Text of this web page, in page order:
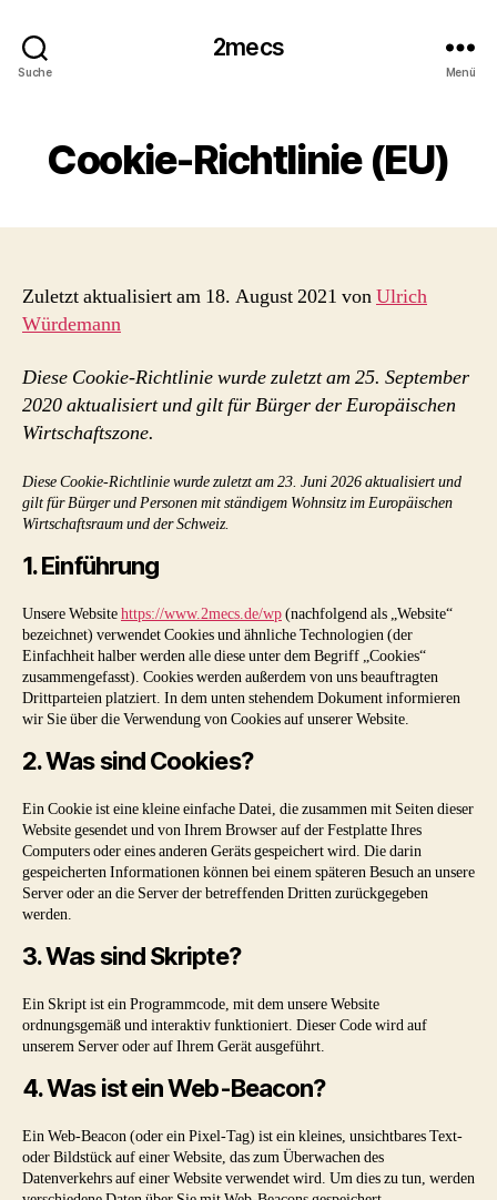
Suche
2mecs
Menü
Cookie-Richtlinie (EU)
Zuletzt aktualisiert am 18. August 2021 vonUlrich
Würdemann
Diese Cookie-Richtlinie wurde zuletzt am 25. September
2020 aktualisiert und gilt für Bürger der Europäischen
Wirtschaftszone.
Diese Cookie-Richtlinie wurde zuletzt am 23. Juni 2026 aktualisiert und
gilt für Bürger und Personen mit ständigem Wohnsitz im Europäischen
Wirtschaftsraum und der Schweiz.
1. Einführung
Unsere Websitehttps://www.2mecs.de/wp(nachfolgend als „Website“
bezeichnet) verwendet Cookies und ähnliche Technologien (der
Einfachheit halber werden alle diese unter dem Begriff „Cookies“
zusammengefasst). Cookies werden außerdem von uns beauftragten
Drittparteien platziert. In dem unten stehendem Dokument informieren
wir Sie über die Verwendung von Cookies auf unserer Website.
2. Was sind Cookies?
Ein Cookie ist eine kleine einfache Datei, die zusammen mit Seiten dieser
Website gesendet und von Ihrem Browser auf der Festplatte Ihres
Computers oder eines anderen Geräts gespeichert wird. Die darin
gespeicherten Informationen können bei einem späteren Besuch an unsere
Server oder an die Server der betreffenden Dritten zurückgegeben
werden.
3. Was sind Skripte?
Ein Skript ist ein Programmcode, mit dem unsere Website
ordnungsgemäß und interaktiv funktioniert. Dieser Code wird auf
unserem Server oder auf Ihrem Gerät ausgeführt.
4. Was ist ein Web-Beacon?
Ein Web-Beacon (oder ein Pixel-Tag) ist ein kleines, unsichtbares Text-
oder Bildstück auf einer Website, das zum Überwachen des
Datenverkehrs auf einer Website verwendet wird. Um dies zu tun, werden